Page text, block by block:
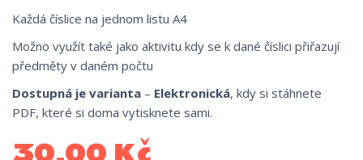
Každá číslice na jednom listu A4
Možno využít také jako aktivitu kdy se k dané číslici přiřazují
předměty v daném počtu
Dostupná je varianta – Elektronická, kdy si stáhnete
PDF, které si doma vytisknete sami.